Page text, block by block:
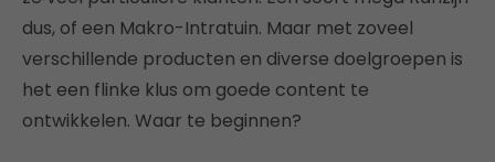
dus, of een Makro-Intratuin. Maar met zoveel
verschillende producten en diverse doelgroepen is
het een flinke klus om goede content te
ontwikkelen. Waar te beginnen?